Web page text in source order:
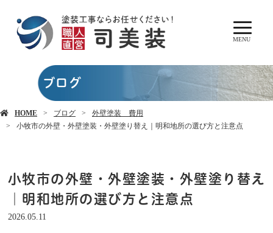
MENU
ブログ
HOME ブログ
外壁塗装 費用
小牧市の外壁・外壁塗装・外壁塗り替え｜明和地所の選び方と注意点
小牧市の外壁・外壁塗装・外壁塗り替え
｜明和地所の選び方と注意点
2026.05.11